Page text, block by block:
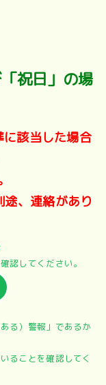
祝日」の場
に該当した場合
途、連絡があり
してください。
）警報」であるか
ことを確認してく